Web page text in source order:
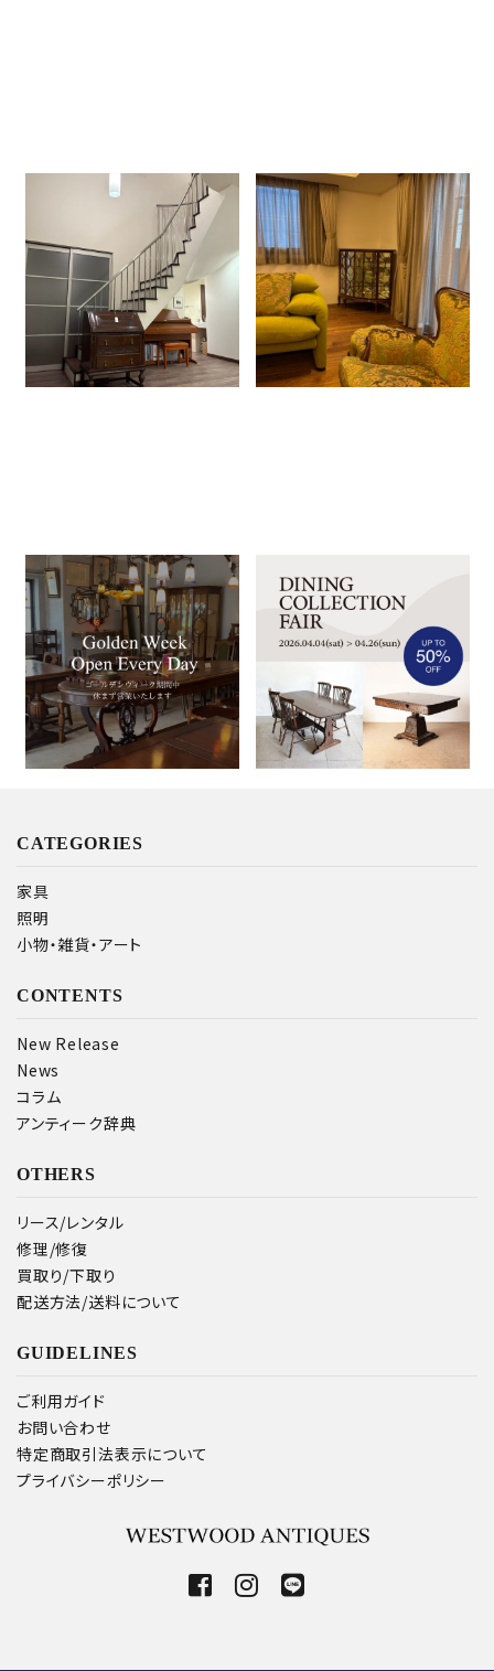
納品事例（ビューロー）
Column 納品事例
納品事例（コーナーキャビネッ
ト、パーラーキャビネット）
2026.05.04
Column 納品事例
ゴールデンウィーク期間中の
営業について
2026.04.28
Column News
ダイニングコレクションフェア
のご案内
2026.04.03
CATEGORIES
家具
照明
小物・雑貨・アート
CONTENTS
New Release
News
コラム
アンティーク辞典
OTHERS
リース/レンタル
修理/修復
買取り/下取り
配送方法/送料について
GUIDELINES
ご利用ガイド
お問い合わせ
特定商取引法表示について
プライバシーポリシー